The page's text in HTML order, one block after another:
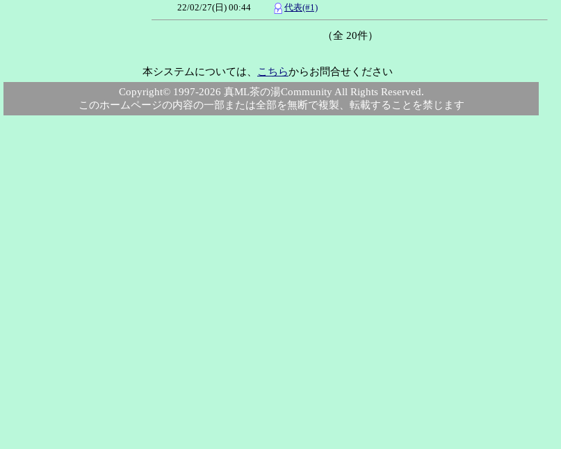
22/02/27(日) 00:44 代表(#1)
（全 20件）
本システムについては、 こちらからお問合せください
Copyright© 1997-2026 真ML茶の湯Community All Rights Reserved.
このホームページの内容の一部または全部を無断で複製、転載することを禁じます